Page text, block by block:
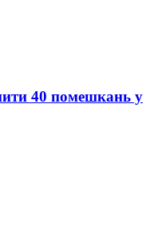
40 помешкань у